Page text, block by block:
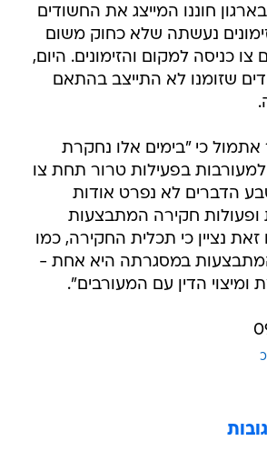
בארגון חוננו המייצג את החשודים
נעשתה שלא כחוק משום
כניסה למקום והזימונים. היום,
שזומנו לא התייצב בהתאם
כי "בימים אלו נחקרת
בפעילות טרור תחת צו
הדברים לא נפרט אודות
ופעולות חקירה המתבצעות
נציין כי תכלית החקירה, כמו
במסגרתה היא אחת -
הדין עם המעורבים".